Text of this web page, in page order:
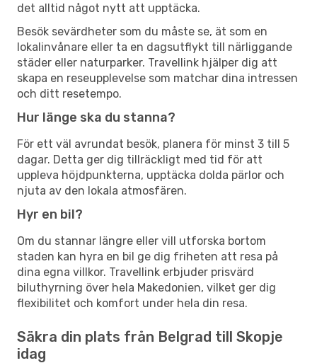
det alltid något nytt att upptäcka.
Besök sevärdheter som du måste se, ät som en
lokalinvånare eller ta en dagsutflykt till närliggande
städer eller naturparker. Travellink hjälper dig att
skapa en reseupplevelse som matchar dina intressen
och ditt resetempo.
Hur länge ska du stanna?
För ett väl avrundat besök, planera för minst 3 till 5
dagar. Detta ger dig tillräckligt med tid för att
uppleva höjdpunkterna, upptäcka dolda pärlor och
njuta av den lokala atmosfären.
Hyr en bil?
Om du stannar längre eller vill utforska bortom
staden kan hyra en bil ge dig friheten att resa på
dina egna villkor. Travellink erbjuder prisvärd
biluthyrning över hela Makedonien, vilket ger dig
flexibilitet och komfort under hela din resa.
Säkra din plats från Belgrad till Skopje
idag